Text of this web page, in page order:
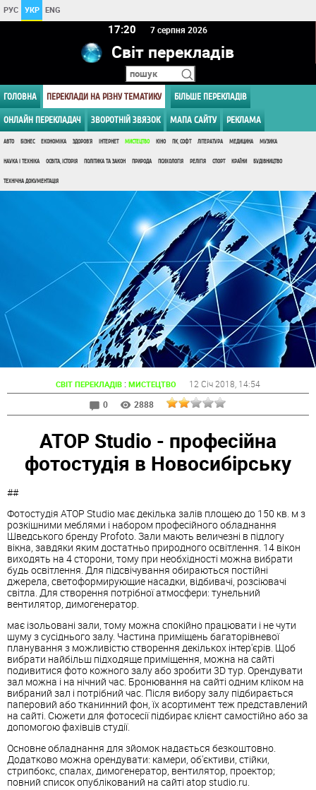
РУС УКР ENG
17:20 7 серпня 2026
Світ перекладів
ГОЛОВНА ПЕРЕКЛАДИ НА РІЗНУ ТЕМАТИКУ БІЛЬШЕ ПЕРЕКЛАДІВ
ОНЛАЙН ПЕРЕКЛАДАЧ ЗВОРОТНІЙ ЗВЯЗОК МАПА САЙТУ РЕКЛАМА
АВТО БІЗНЕС ЕКОНОМІКА ЗДОРОВ'Я ІНТЕРНЕТ МИСТЕЦТВО КІНО ПК, СОФТ ЛІТЕРАТУРА МЕДИЦИНА МУЗИКА
НАУКА І ТЕХНІКА ОСВІТА, ІСТОРІЯ ПОЛІТИКА ТА ЗАКОН ПРИРОДА ПСИХОЛОГІЯ РЕЛІГІЯ СПОРТ КРАЇНИ БУДІВНИЦТВО
ТЕХНІЧНА ДОКУМЕНТАЦІЯ
СВІТ ПЕРЕКЛАДІВ : МИСТЕЦТВО 12 Січ 2018 , 14:54
0
2888
ATOP Studio - професійна
фотостудія в Новосибірську
##
Фотостудія ATOP Studio має декілька залів площею до 150 кв. м з
розкішними меблями і набором професійного обладнання
Шведського бренду Profoto. Зали мають величезні в підлогу
вікна, завдяки яким достатньо природного освітлення. 14 вікон
виходять на 4 сторони, тому при необхідності можна вибрати
будь освітлення. Для підсвічування обираються постійні
джерела, светоформирующие насадки, відбивачі, розсіювачі
світла. Для створення потрібної атмосфери: тунельний
вентилятор, димогенератор.
має ізольовані зали, тому можна спокійно працювати і не чути
шуму з сусіднього залу. Частина приміщень багаторівневої
планування з можливістю створення декількох інтер'єрів. Щоб
вибрати найбільш підходяще приміщення, можна на сайті
подивитися фото кожного залу або зробити 3D тур. Орендувати
зал можна і на нічний час. Бронювання на сайті одним кліком на
вибраний зал і потрібний час. Після вибору залу підбирається
паперовий або тканинний фон, їх асортимент теж представлений
на сайті. Сюжети для фотосесії підбирає клієнт самостійно або за
допомогою фахівців студії.
Основне обладнання для зйомок надається безкоштовно.
Додатково можна орендувати: камери, об'єктиви, стійки,
стрипбокс, спалах, димогенератор, вентилятор, проектор;
повний список опублікований на сайті atop studio.ru.